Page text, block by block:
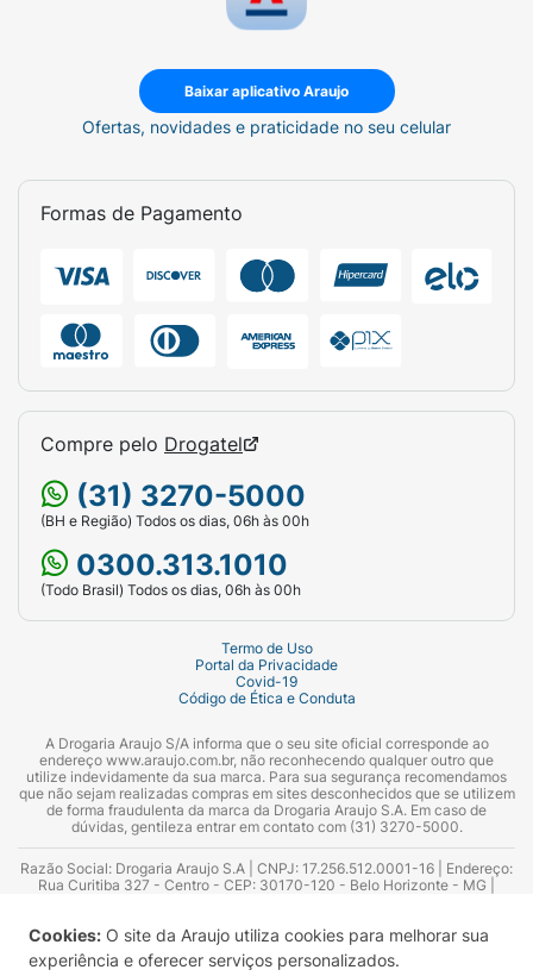
Cookies: O site da Araujo utiliza cookies para melhorar sua
experiência e oferecer serviços personalizados.
Baixar aplicativo Araujo
Ofertas, novidades e praticidade no seu celular
Formas de Pagamento
Compre pelo Drogatel
(31) 3270-5000
(BH e Região) Todos os dias, 06h às 00h
0300.313.1010
(Todo Brasil) Todos os dias, 06h às 00h
Termo de Uso
Portal da Privacidade
Covid-19
Código de Ética e Conduta
A Drogaria Araujo S/A informa que o seu site oficial corresponde ao
endereço www.araujo.com.br, não reconhecendo qualquer outro que
utilize indevidamente da sua marca. Para sua segurança recomendamos
que não sejam realizadas compras em sites desconhecidos que se utilizem
de forma fraudulenta da marca da Drogaria Araujo S.A. Em caso de
dúvidas, gentileza entrar em contato com (31) 3270-5000.
Razão Social: Drogaria Araujo S.A | CNPJ: 17.256.512.0001-16 | Endereço:
Rua Curitiba 327 - Centro - CEP: 30170-120 - Belo Horizonte - MG |
Azevedo Guimarães – CRF 10.965 | Yasmin Silva Alvarenga – CRF 52.584 -
Consultor substituto: Thiago Aguiar Pinheiro - CRF Nº 13.748. Alvará
Sanitário: 2025020713 | Autorização de Funcionamento da Empresa (AFE):